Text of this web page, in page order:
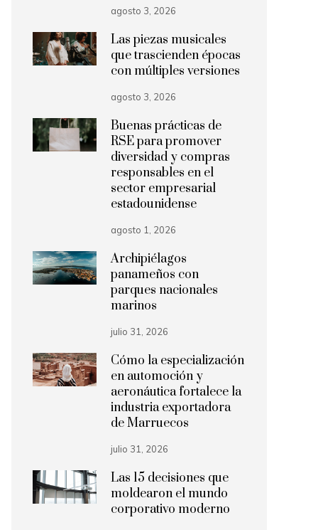
agosto 3, 2026
Las piezas musicales
que trascienden épocas
con múltiples versiones
agosto 3, 2026
Buenas prácticas de
RSE para promover
diversidad y compras
responsables en el
sector empresarial
estadounidense
agosto 1, 2026
Archipiélagos
panameños con
parques nacionales
marinos
julio 31, 2026
Cómo la especialización
en automoción y
aeronáutica fortalece la
industria exportadora
de Marruecos
julio 31, 2026
Las 15 decisiones que
moldearon el mundo
corporativo moderno